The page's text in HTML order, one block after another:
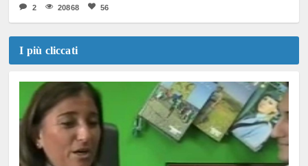
2 20868 56
I più cliccati